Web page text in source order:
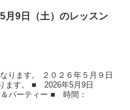
月9日（土）のレッスン
ります。 ２０２６年５月９日
ます。 ■ 2026年5月9日
＆パーティー ■ 時間：